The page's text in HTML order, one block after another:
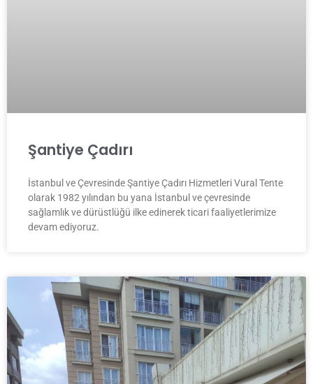
Şantiye Çadırı
İstanbul ve Çevresinde Şantiye Çadırı Hizmetleri Vural Tente
olarak 1982 yılından bu yana İstanbul ve çevresinde
sağlamlık ve dürüstlüğü ilke edinerek ticari faaliyetlerimize
devam ediyoruz.